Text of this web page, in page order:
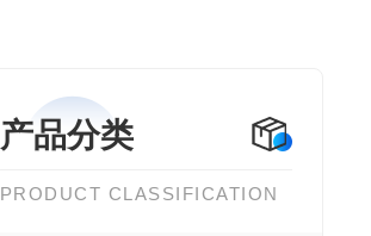
产品分类
PRODUCT CLASSIFICATION